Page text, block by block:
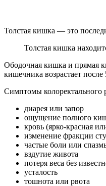
Толстая кишка — это
Толстая кишка
Ободочная кишка и прямая
кишечника возрастает
Симптомы колоректального
диарея или запор
ощущение полного
кровь (ярко-красная
изменение фракции
частые боли или
вздутие живота
потеря веса без
усталость
тошнота или рвота